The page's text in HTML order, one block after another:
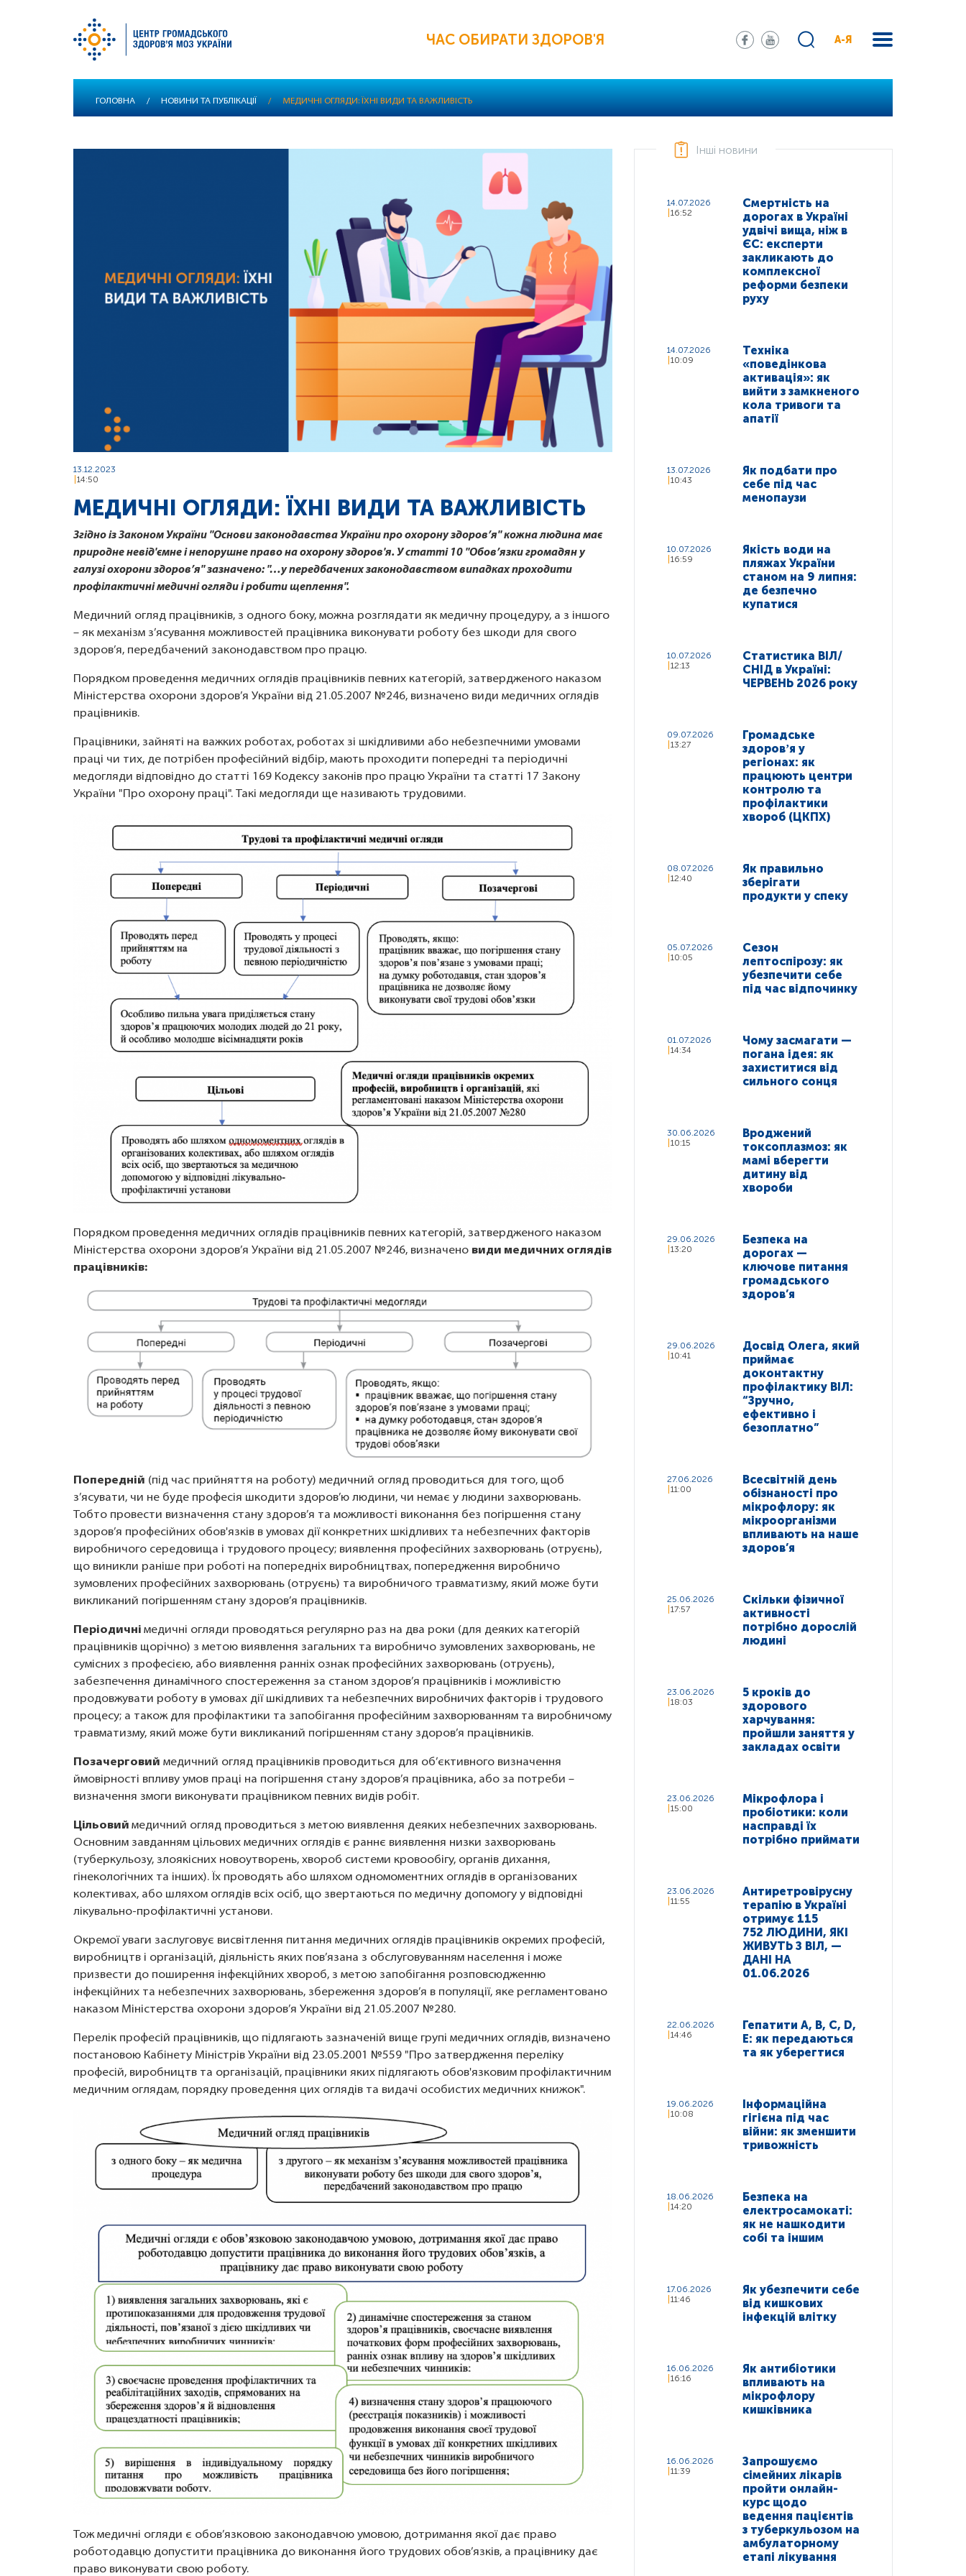
ЧАС ОБИРАТИ ЗДОРОВ'Я А-Я
ГОЛОВНА / НОВИНИ ТА ПУБЛІКАЦІЇ / МЕДИЧНІ ОГЛЯДИ: ЇХНІ ВИДИ ТА ВАЖЛИВІСТЬ
13.12.2023
14:50
МЕДИЧНІ ОГЛЯДИ: ЇХНІ ВИДИ ТА ВАЖЛИВІСТЬ
Згідно із Законом України "Основи законодавства України про охорону здоров’я" кожна людина має
природне невід'ємне і непорушне право на охорону здоров'я. У статті 10 "Обов’язки громадян у
галузі охорони здоров’я" зазначено: "…у передбачених законодавством випадках проходити
профілактичні медичні огляди і робити щеплення".
Медичний огляд працівників, з одного боку, можна розглядати як медичну процедуру, а з іншого
– як механізм з’ясування можливостей працівника виконувати роботу без шкоди для свого
здоров’я, передбачений законодавством про працю.
Порядком проведення медичних оглядів працівників певних категорій, затвердженого наказом
Міністерства охорони здоров’я України від 21.05.2007 №246, визначено види медичних оглядів
працівників.
Працівники, зайняті на важких роботах, роботах зі шкідливими або небезпечними умовами
праці чи тих, де потрібен професійний відбір, мають проходити попередні та періодичні
медогляди відповідно до статті 169 Кодексу законів про працю України та статті 17 Закону
України "Про охорону праці". Такі медогляди ще називають трудовими.
Порядком проведення медичних оглядів працівників певних категорій, затвердженого наказом
Міністерства охорони здоров’я України від 21.05.2007 №246, визначено види медичних оглядів
працівників:
Попередній (під час прийняття на роботу) медичний огляд проводиться для того, щоб
з’ясувати, чи не буде професія шкодити здоров’ю людини, чи немає у людини захворювань.
Тобто провести визначення стану здоров’я та можливості виконання без погіршення стану
здоров’я професійних обов'язків в умовах дії конкретних шкідливих та небезпечних факторів
виробничого середовища і трудового процесу; виявлення професійних захворювань (отруєнь),
що виникли раніше при роботі на попередніх виробництвах, попередження виробничо
зумовлених професійних захворювань (отруєнь) та виробничого травматизму, який може бути
викликаний погіршенням стану здоров’я працівників.
Періодичні медичні огляди проводяться регулярно раз на два роки (для деяких категорій
працівників щорічно) з метою виявлення загальних та виробничо зумовлених захворювань, не
сумісних з професією, або виявлення ранніх ознак професійних захворювань (отруєнь),
забезпечення динамічного спостереження за станом здоров’я працівників і можливістю
продовжувати роботу в умовах дії шкідливих та небезпечних виробничих факторів і трудового
процесу; а також для профілактики та запобігання професійним захворюванням та виробничому
травматизму, який може бути викликаний погіршенням стану здоров’я працівників.
Позачерговий медичний огляд працівників проводиться для об’єктивного визначення
ймовірності впливу умов праці на погіршення стану здоров’я працівника, або за потреби –
визначення змоги виконувати працівником певних видів робіт.
Цільовий медичний огляд проводиться з метою виявлення деяких небезпечних захворювань.
Основним завданням цільових медичних оглядів є раннє виявлення низки захворювань
(туберкульозу, злоякісних новоутворень, хвороб системи кровообігу, органів дихання,
гінекологічних та інших). Їх проводять або шляхом одномоментних оглядів в організованих
колективах, або шляхом оглядів всіх осіб, що звертаються по медичну допомогу у відповідні
лікувально-профілактичні установи.
Окремої уваги заслуговує висвітлення питання медичних оглядів працівників окремих професій,
виробництв і організацій, діяльність яких пов’язана з обслуговуванням населення і може
призвести до поширення інфекційних хвороб, з метою запобігання розповсюдженню
інфекційних та небезпечних захворювань, збереження здоров’я в популяції, яке регламентовано
наказом Міністерства охорони здоров’я України від 21.05.2007 №280.
Перелік професій працівників, що підлягають зазначеній вище групі медичних оглядів, визначено
постановою Кабінету Міністрів України від 23.05.2001 №559 "Про затвердження переліку
професій, виробництв та організацій, працівники яких підлягають обов'язковим профілактичним
медичним оглядам, порядку проведення цих оглядів та видачі особистих медичних книжок".
Тож медичні огляди є обов’язковою законодавчою умовою, дотримання якої дає право
роботодавцю допустити працівника до виконання його трудових обов’язків, а працівнику дає
право виконувати свою роботу.
Інші новини
14.07.2026
16:52
Смертність на
дорогах в Україні
удвічі вища, ніж в
ЄС: експерти
закликають до
комплексної
реформи безпеки
руху
14.07.2026
10:09
Техніка
«поведінкова
активація»: як
вийти з замкненого
кола тривоги та
апатії
13.07.2026
10:43
Як подбати про
себе під час
менопаузи
10.07.2026
16:59
Якість води на
пляжах України
станом на 9 липня:
де безпечно
купатися
10.07.2026
12:13
Статистика ВІЛ/
СНІД в Україні:
ЧЕРВЕНЬ 2026 року
09.07.2026
13:27
Громадське
здоровʼя у
регіонах: як
працюють центри
контролю та
профілактики
хвороб (ЦКПХ)
08.07.2026
12:40
Як правильно
зберігати
продукти у спеку
05.07.2026
10:05
Сезон
лептоспірозу: як
убезпечити себе
під час відпочинку
01.07.2026
14:34
Чому засмагати —
погана ідея: як
захиститися від
сильного сонця
30.06.2026
10:15
Вроджений
токсоплазмоз: як
мамі вберегти
дитину від
хвороби
29.06.2026
13:20
Безпека на
дорогах —
ключове питання
громадського
здоров’я
29.06.2026
10:41
Досвід Олега, який
приймає
доконтактну
профілактику ВІЛ:
“Зручно,
ефективно і
безоплатно”
27.06.2026
11:00
Всесвітній день
обізнаності про
мікрофлору: як
мікроорганізми
впливають на наше
здоров’я
25.06.2026
17:57
Скільки фізичної
активності
потрібно дорослій
людині
23.06.2026
18:03
5 кроків до
здорового
харчування:
пройшли заняття у
закладах освіти
23.06.2026
15:00
Мікрофлора і
пробіотики: коли
насправді їх
потрібно приймати
23.06.2026
11:55
Антиретровірусну
терапію в Україні
отримує 115
752 ЛЮДИНИ, ЯКІ
ЖИВУТЬ З ВІЛ, —
ДАНІ НА
01.06.2026
22.06.2026
14:46
Гепатити A, B, C, D,
E: як передаються
та як уберегтися
19.06.2026
10:08
Інформаційна
гігієна під час
війни: як зменшити
тривожність
18.06.2026
14:20
Безпека на
електросамокаті:
як не нашкодити
собі та іншим
17.06.2026
11:46
Як убезпечити себе
від кишкових
інфекцій влітку
16.06.2026
16:16
Як антибіотики
впливають на
мікрофлору
кишківника
16.06.2026
11:39
Запрошуємо
сімейних лікарів
пройти онлайн-
курс щодо
ведення пацієнтів
з туберкульозом на
амбулаторному
етапі лікування